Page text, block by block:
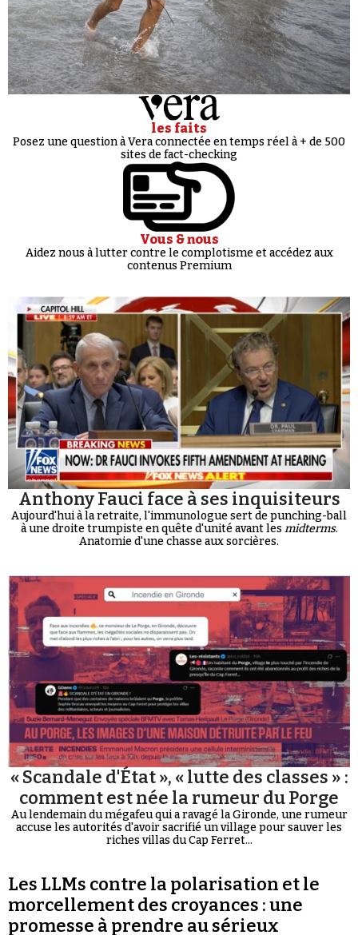
les faits
Posez une question à Vera connectée en temps réel à + de 500
sites de fact-checking
Vous & nous
Aidez nous à lutter contre le complotisme et accédez aux
contenus Premium
Anthony Fauci face à ses inquisiteurs
Aujourd'hui à la retraite, l'immunologue sert de punching-ball
à une droite trumpiste en quête d'unité avant les midterms.
Anatomie d'une chasse aux sorcières.
« Scandale d'État », « lutte des classes » :
comment est née la rumeur du Porge
Au lendemain du mégafeu qui a ravagé la Gironde, une rumeur
accuse les autorités d'avoir sacrifié un village pour sauver les
riches villas du Cap Ferret...
Les LLMs contre la polarisation et le
morcellement des croyances : une
promesse à prendre au sérieux